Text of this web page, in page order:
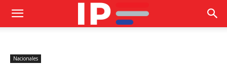
Nacionales